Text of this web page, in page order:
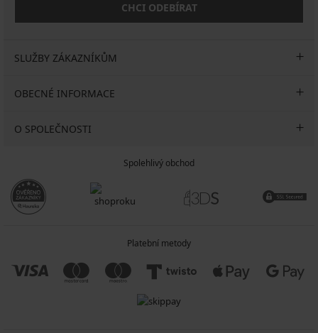
CHCI ODEBÍRAT
SLUŽBY ZÁKAZNÍKŮM
OBECNÉ INFORMACE
O SPOLEČNOSTI
Spolehlivý obchod
Platební metody